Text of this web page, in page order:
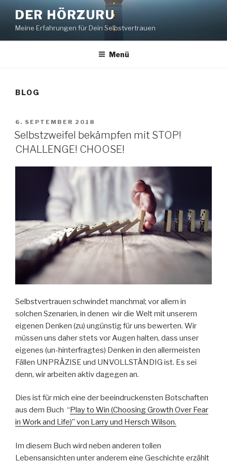
Inhalt
springen
DER HÖRZURU
Meine Erfahrungen für Dein Selbstvertrauen
Menü
BLOG
VERÖFFENTLICHT
AM
6. SEPTEMBER 2018
Selbstzweifel bekämpfen mit STOP!
CHALLENGE! CHOOSE!
Selbstvertrauen schwindet manchmal; vor allem in
solchen Szenarien, in denen wir die Welt mit unserem
eigenen Denken (zu) ungünstig für uns bewerten. Wir
müssen uns daher stets vor Augen halten, dass unser
eigenes (un-hinterfragtes) Denken in den allermeisten
Fällen UNPRÄZISE und UNVOLLSTÄNDIG ist. Es sei
denn, wir arbeiten aktiv dagegen an.
Dies ist für mich eine der beeindruckensten Botschaften
aus dem Buch “Play to Win (Choosing Growth Over Fear
in Work and Life)” von Larry und Hersch Wilson.
Im diesem Buch wird neben anderen tollen
Lebensansichten unter anderem eine Geschichte erzählt